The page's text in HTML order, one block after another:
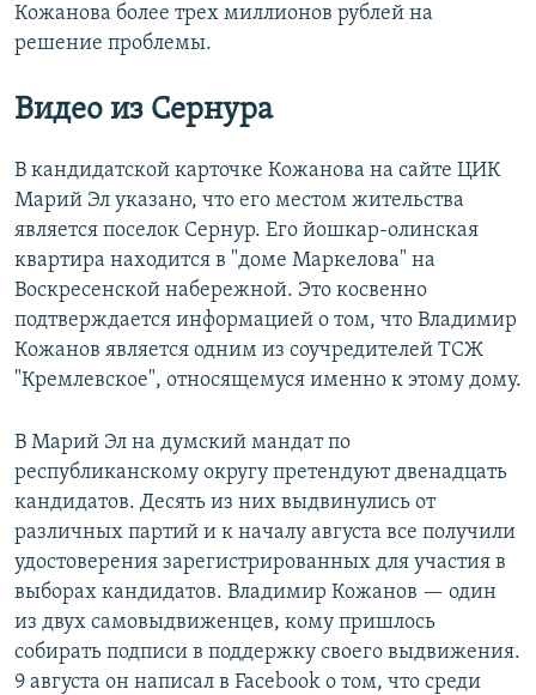
Кожанова более трех миллионов рублей на
решение проблемы.
Видео из Сернура
В кандидатской карточке Кожанова на сайте ЦИК
Марий Эл указано, что его местом жительства
является поселок Сернур. Его йошкар-олинская
квартира находится в "доме Маркелова" на
Воскресенской набережной. Это косвенно
подтверждается информацией о том, что Владимир
Кожанов является одним из соучредителей ТСЖ
"Кремлевское", относящемуся именно к этому дому.
В Марий Эл на думский мандат по
республиканскому округу претендуют двенадцать
кандидатов. Десять из них выдвинулись от
различных партий и к началу августа все получили
удостоверения зарегистрированных для участия в
выборах кандидатов. Владимир Кожанов — один
из двух самовыдвиженцев, кому пришлось
собирать подписи в поддержку своего выдвижения.
9 августа он написал в Facebook о том, что среди